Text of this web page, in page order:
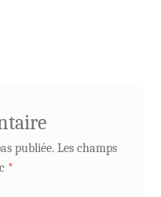
publiée. Les champs
*